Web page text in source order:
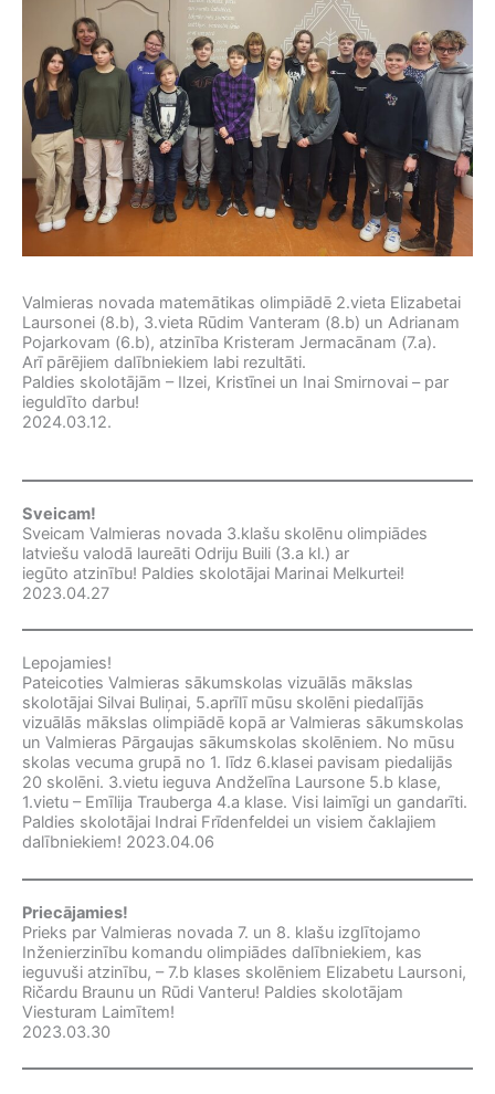
Valmieras novada matemātikas olimpiādē 2.vieta Elizabetai
Laursonei (8.b), 3.vieta Rūdim Vanteram (8.b) un Adrianam
Pojarkovam (6.b), atzinība Kristeram Jermacānam (7.a).
Arī pārējiem dalībniekiem labi rezultāti.
Paldies skolotājām – Ilzei, Kristīnei un Inai Smirnovai – par
ieguldīto darbu!
2024.03.12.
Sveicam!
Sveicam Valmieras novada 3.klašu skolēnu olimpiādes
latviešu valodā laureāti Odriju Buili (3.a kl.) ar
iegūto atzinību! Paldies skolotājai Marinai Melkurtei!
2023.04.27
Lepojamies!
Pateicoties Valmieras sākumskolas vizuālās mākslas
skolotājai Silvai Buliņai, 5.aprīlī mūsu skolēni piedalījās
vizuālās mākslas olimpiādē kopā ar Valmieras sākumskolas
un Valmieras Pārgaujas sākumskolas skolēniem. No mūsu
skolas vecuma grupā no 1. līdz 6.klasei pavisam piedalijās
20 skolēni. 3.vietu ieguva Andželīna Laursone 5.b klase,
1.vietu – Emīlija Trauberga 4.a klase. Visi laimīgi un gandarīti.
Paldies skolotājai Indrai Frīdenfeldei un visiem čaklajiem
dalībniekiem! 2023.04.06
Priecājamies!
Prieks par Valmieras novada 7. un 8. klašu izglītojamo
Inženierzinību komandu olimpiādes dalībniekiem, kas
ieguvuši atzinību, – 7.b klases skolēniem Elizabetu Laursoni,
Ričardu Braunu un Rūdi Vanteru! Paldies skolotājam
Viesturam Laimītem!
2023.03.30